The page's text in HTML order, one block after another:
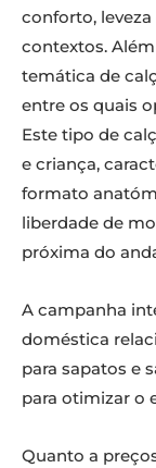
conforto,
contextos.
temática de
entre os quais
Este tipo de
e criança,
formato
liberdade de
próxima do
A campanha
doméstica
para sapatos e
para otimizar o
Quanto a